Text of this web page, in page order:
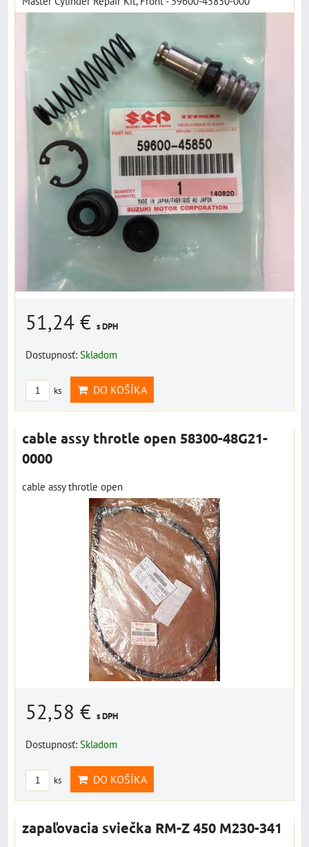
51,24 € s DPH
Dostupnosť: Skladom
ks DO KOŠÍKA
cable assy throtle open 58300-48G21-
0000
cable assy throtle open
52,58 € s DPH
Dostupnosť: Skladom
ks DO KOŠÍKA
zapaľovacia sviečka RM-Z 450 M230-341